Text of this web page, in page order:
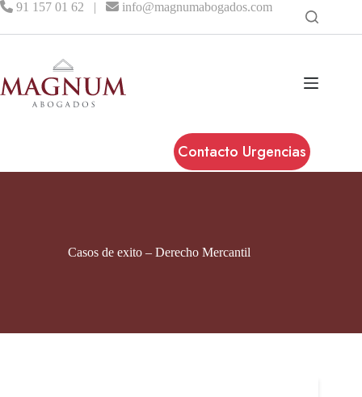
91 157 01 62 | info@magnumabogados.com
Contacto Urgencias
Casos de exito – Derecho Mercantil